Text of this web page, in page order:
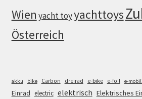
Wien yacht toyyachttoys
Österreich
akku bike Carbon dreirad e-bike e-foil e-
Einrad electric elektrisch Elektrisches